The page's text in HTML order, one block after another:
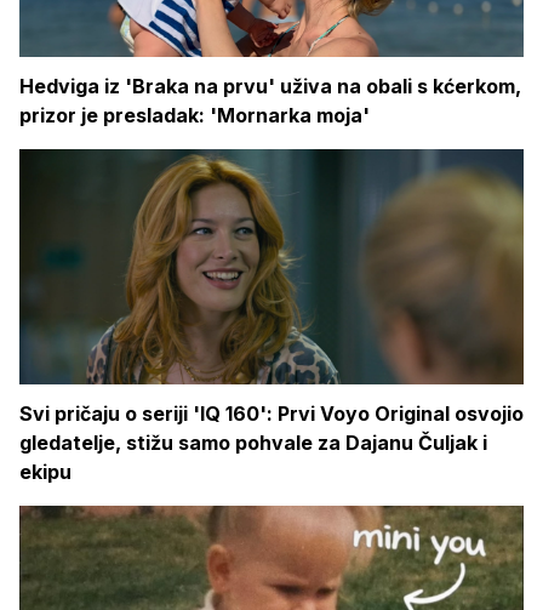
Hedviga iz 'Braka na prvu' uživa na obali s kćerkom,
prizor je presladak: 'Mornarka moja'
Svi pričaju o seriji 'IQ 160': Prvi Voyo Original osvojio
gledatelje, stižu samo pohvale za Dajanu Čuljak i
ekipu